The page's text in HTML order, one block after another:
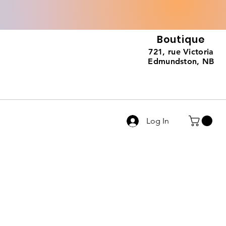
Boutique
721, rue Victoria
Edmundston, NB
Log In